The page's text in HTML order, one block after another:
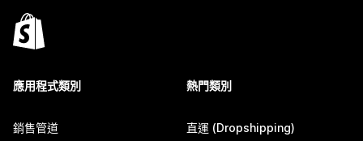
應用程式類別
銷售管道
熱門類別
直運 (Dropshipping)